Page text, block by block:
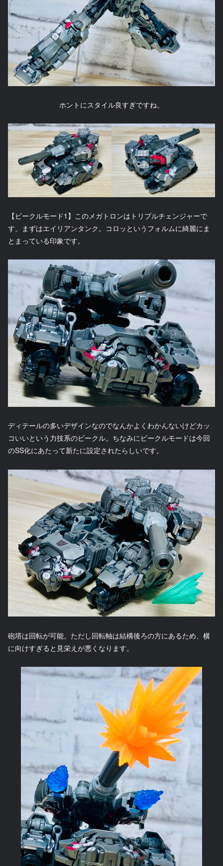
ホントにスタイル良すぎですね。
【ビークルモード1】このメガトロンはトリプルチェンジャーで
す。まずはエイリアンタンク。コロッというフォルムに綺麗にま
とまっている印象です。
ディテールの多いデザインなのでなんかよくわかんないけどカッ
コいいという力技系のビークル。ちなみにビークルモードは今回
のSS化にあたって新たに設定されたらしいです。
砲塔は回転が可能。ただし回転軸は結構後ろの方にあるため、横
に向けすぎると見栄えが悪くなります。